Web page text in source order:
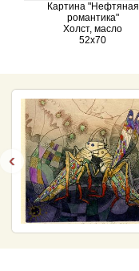
Картина "Нефтяная
романтика"
Холст, масло
52х70
‹